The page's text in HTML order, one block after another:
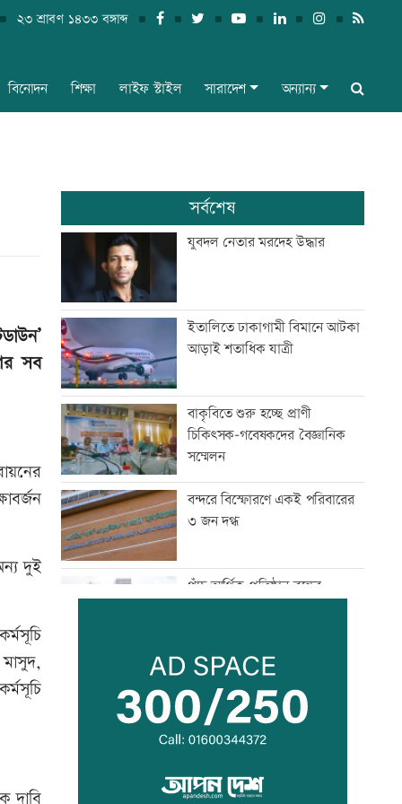
২৩ শ্রাবণ ১৪৩৩ বঙ্গাব্দ
বিনোদন শিক্ষা লাইফ স্টাইল সারাদেশ অন্যান্য
সব
দুই
দাবি
সর্বশেষ
যুবদল নেতার মরদেহ উদ্ধার
ইতালিতে ঢাকাগামী বিমানে আটকা
আড়াই শতাধিক যাত্রী
বাকৃবিতে শুরু হচ্ছে প্রাণী
চিকিৎসক-গবেষকদের বৈজ্ঞানিক
সম্মেলন
বন্দরে বিস্ফোরণে একই পরিবারের
৩ জন দগ্ধ
পাঁচ আর্থিক প্রতিষ্ঠান বন্ধের
ঢাকা-ময়মনসিংহ রেল যোগাযোগ
স্বাভাবিক
এলএনজি কিনবে সরকার